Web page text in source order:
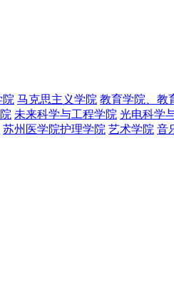
院 马克思主义学院 教育学院、教
未来科学与工程学院 光电科学
苏州医学院护理学院 艺术学院 音